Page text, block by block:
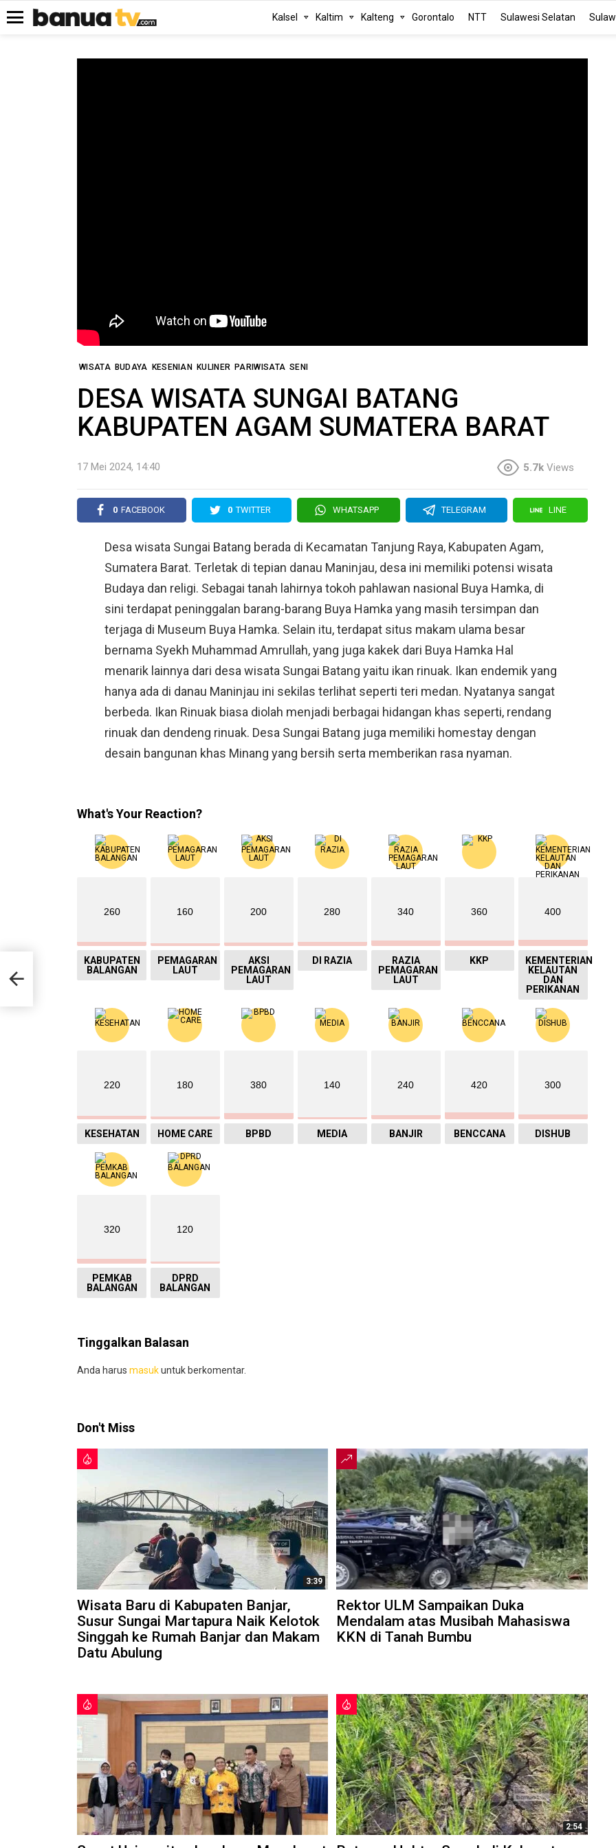
Kalsel Kaltim Kalteng Gorontalo NTT Sulawesi Selatan
WISATA BUDAYA KESENIAN KULINER PARIWISATA SENI
DESA WISATA SUNGAI BATANG
KABUPATEN AGAM SUMATERA BARAT
17 Mei 2024, 14:40 5.7k Views
0 FACEBOOK 0 TWITTER WHATSAPP TELEGRAM LINE
Desa wisata Sungai Batang berada di Kecamatan Tanjung Raya, Kabupaten Agam,
Sumatera Barat. Terletak di tepian danau Maninjau, desa ini memiliki potensi wisata
Budaya dan religi. Sebagai tanah lahirnya tokoh pahlawan nasional Buya Hamka, di
sini terdapat peninggalan barang-barang Buya Hamka yang masih tersimpan dan
terjaga di Museum Buya Hamka. Selain itu, terdapat situs makam ulama besar
bernama Syekh Muhammad Amrullah, yang juga kakek dari Buya Hamka Hal
menarik lainnya dari desa wisata Sungai Batang yaitu ikan rinuak. Ikan endemik yang
hanya ada di danau Maninjau ini sekilas terlihat seperti teri medan. Nyatanya sangat
berbeda. Ikan Rinuak biasa diolah menjadi berbagai hidangan khas seperti, rendang
rinuak dan dendeng rinuak. Desa Sungai Batang juga memiliki homestay dengan
desain bangunan khas Minang yang bersih serta memberikan rasa nyaman.
What's Your Reaction?
260
KABUPATEN
BALANGAN
160
PEMAGARAN
LAUT
200
AKSI
PEMAGARAN
LAUT
280
DI RAZIA
340
RAZIA
PEMAGARAN
LAUT
360
KKP
400
KEMENTERIAN
KELAUTAN
DAN
PERIKANAN
220
KESEHATAN
180
HOME CARE
380
BPBD
140
MEDIA
240
BANJIR
420
BENCCANA
300
DISHUB
320
PEMKAB
BALANGAN
120
DPRD
BALANGAN
Tinggalkan Balasan
Anda harus masukuntuk berkomentar.
Don't Miss
3:39
Wisata Baru di Kabupaten Banjar,
Susur Sungai Martapura Naik Kelotok
Singgah ke Rumah Banjar dan Makam
Datu Abulung
Rektor ULM Sampaikan Duka
Mendalam atas Musibah Mahasiswa
KKN di Tanah Bumbu
2:54